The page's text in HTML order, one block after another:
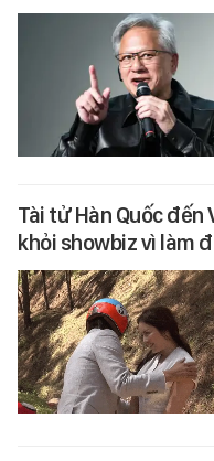
Tài tử Hàn Quốc đến
khỏi showbiz vì làm